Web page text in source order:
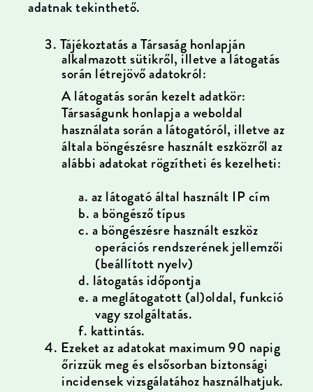
adatnak tekinthető.
3. Tájékoztatás a Társaság honlapján
alkalmazott sütikről, illetvea látogatás
során létrejövő adatokról:
A látogatás során kezelt adatkör:
Társaságunk honlapja a weboldal
használata során a látogatóról, illetve az
általa böngészésre használt eszközről az
alábbi adatokat rögzítheti és kezelheti:
a. az látogató által használt IP cím
b. a böngésző típus
c. a böngészésre használt eszköz
operációs rendszerének jellemzői
(beállított nyelv)
d. látogatás időpontja
e. a meglátogatott (al)oldal, funkció
vagy szolgáltatás.
f. kattintás.
4. Ezeket az adatokat maximum 90 napig
őrizzük meg és elsősorban biztonsági
incidensek vizsgálatához használhatjuk.